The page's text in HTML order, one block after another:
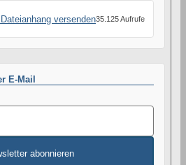
versenden35.125 Aufrufe
E-Mail
abonnieren